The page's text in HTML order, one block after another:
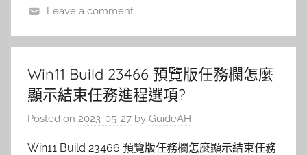
Leave a comment
Win11 Build 23466 預覽版任務欄怎麼
顯示結束任務進程選項?
Posted on 2023-05-27 by GuideAH
Win11 Build 23466 預覽版任務欄怎麼顯示結束任務